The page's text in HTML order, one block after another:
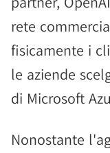
rete
fisicamente i
le aziende
di Microsoft
Nonostante